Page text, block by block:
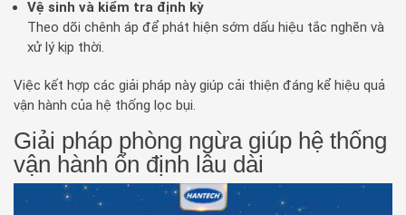
Vệ sinh và kiểm tra định kỳ
Theo dõi chênh áp để phát hiện sớm dấu hiệu tắc nghẽn và
xử lý kịp thời.
Việc kết hợp các giải pháp này giúp cải thiện đáng kể hiệu quả
vận hành của hệ thống lọc bụi.
Giải pháp phòng ngừa giúp hệ thống
vận hành ổn định lâu dài